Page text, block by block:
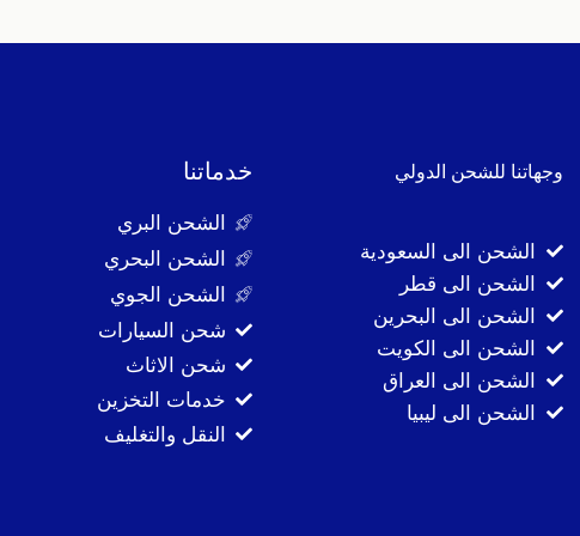
وجهاتنا للشحن الدولي
الشحن الى السعودية
الشحن الى قطر
الشحن الى البحرين
الشحن الى الكويت
الشحن الى العراق
الشحن الى ليبيا
خدماتنا
الشحن البري
الشحن البحري
الشحن الجوي
شحن السيارات
شحن الاثاث
خدمات التخزين
النقل والتغليف